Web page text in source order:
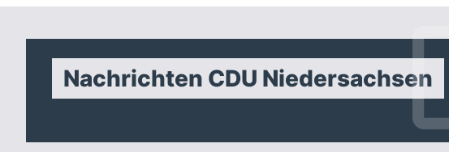
Nachrichten CDU Niedersachsen